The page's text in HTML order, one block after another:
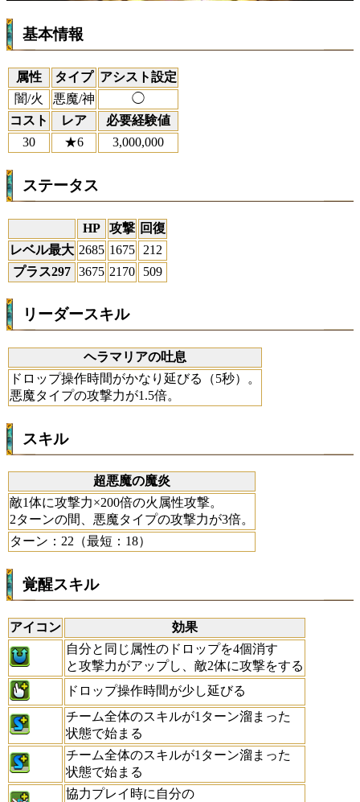
基本情報
属性 タイプ アシスト設定
闇/火
悪魔/神
◯
コスト
レア
必要経験値
30
★6 3,000,000
ステータス
HP 攻撃 回復
レベル最大 2685 1675
212
プラス297 3675 2170 509
リーダースキル
ヘラマリアの吐息
ドロップ操作時間がかなり延びる（5秒）。
悪魔タイプの攻撃力が1.5倍。
スキル
超悪魔の魔炎
敵1体に攻撃力×200倍の火属性攻撃。
2ターンの間、悪魔タイプの攻撃力が3倍。
ターン：22（最短：18）
覚醒スキル
アイコン
効果
自分と同じ属性のドロップを4個消す
と攻撃力がアップし、敵2体に攻撃をする
ドロップ操作時間が少し延びる
チーム全体のスキルが1ターン溜まった
状態で始まる
チーム全体のスキルが1ターン溜まった
状態で始まる
協力プレイ時に自分の